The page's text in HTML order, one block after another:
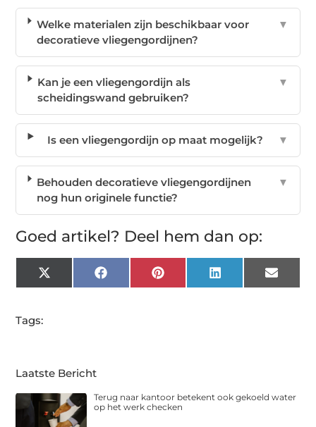
Welke materialen zijn beschikbaar voor
decoratieve vliegengordijnen?
▼
Kan je een vliegengordijn als
scheidingswand gebruiken?
▼
Is een vliegengordijn op maat mogelijk? ▼
Behouden decoratieve vliegengordijnen
nog hun originele functie?
▼
Goed artikel? Deel hem dan op:
X
(Twitter)
FacebookPinterest LinkedIn Email
Tags:
Laatste Bericht
Terug naar kantoor betekent ook gekoeld water
op het werk checken